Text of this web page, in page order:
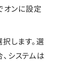
オンに設定
します。選
システムは